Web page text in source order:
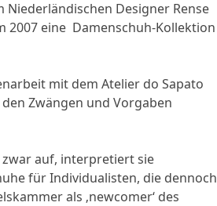
Designer Rense
2007 eine Damenschuh-Kollektion
mit dem Atelier do Sapato
Zwängen und Vorgaben
auf, interpretiert sie
für Individualisten, die dennoch
als ‚newcomer‘ des